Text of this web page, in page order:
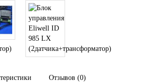
Отзывов (0)